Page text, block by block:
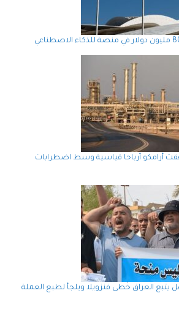
أرامكو أرباحا قياسية وسط اضطرابات
العراق خُطى فنزويلا ويلجأ لطبع العملة